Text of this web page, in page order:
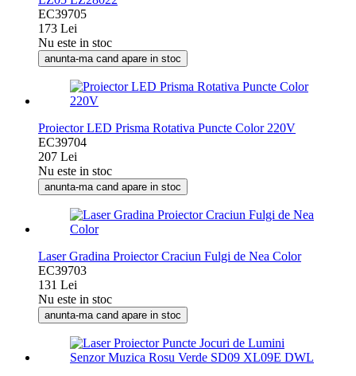
EC39705
173 Lei
Nu este in stoc
anunta-ma cand apare in stoc
Proiector LED Prisma Rotativa Puncte Color 220V
EC39704
207 Lei
Nu este in stoc
anunta-ma cand apare in stoc
Laser Gradina Proiector Craciun Fulgi de Nea Color
EC39703
131 Lei
Nu este in stoc
anunta-ma cand apare in stoc